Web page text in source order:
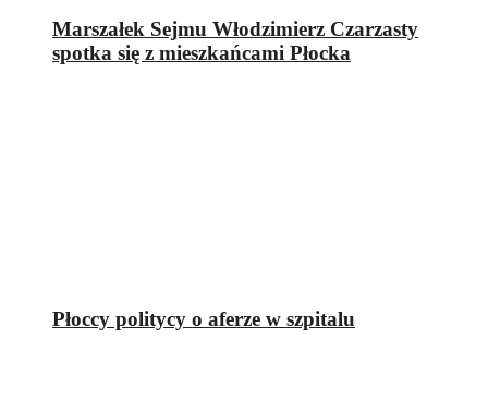
Marszałek Sejmu Włodzimierz Czarzasty
spotka się z mieszkańcami Płocka
Płoccy politycy o aferze w szpitalu